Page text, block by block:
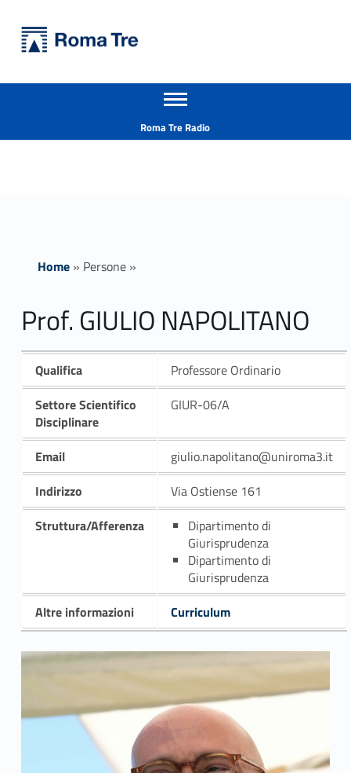
Prof. GIULIO NAPOLITANO - Università Roma Tre
Apri il menu secondario
Roma Tre Radio
Home» Persone»
Prof. GIULIO NAPOLITANO
Qualifica
Professore Ordinario
Settore Scientifico
Disciplinare
GIUR-06/A
Email
giulio.napolitano@uniroma3.it
Indirizzo
Via Ostiense 161
Struttura/Afferenza
Dipartimento di
Giurisprudenza
Dipartimento di
Giurisprudenza
Altre informazioni
Curriculum